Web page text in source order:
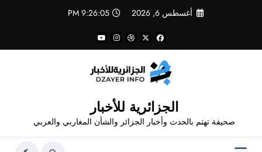
أغسطس 6, 2026 9:26:05 PM
الجزائرية للأخبار
صحيفة تهتم بالحدث وأخبار الجزائر والشأن المغاربي والعربي